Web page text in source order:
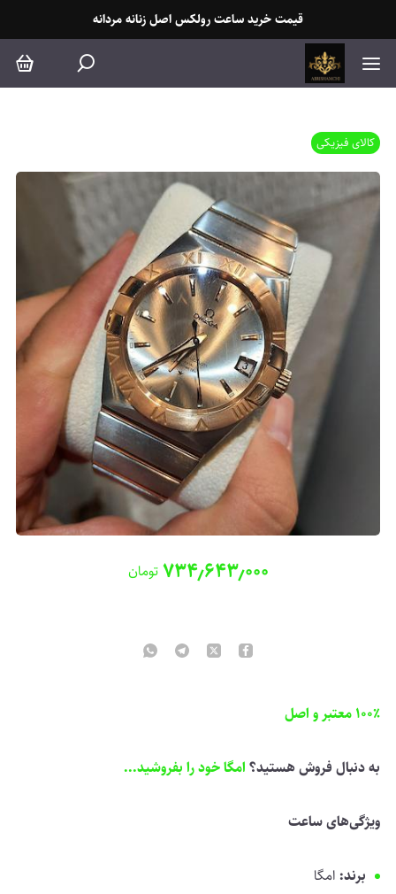
قیمت خرید ساعت رولکس اصل زنانه مردانه
کالای فیزیکی
۷۳۴٫۶۴۳٫۰۰۰ تومان
100٪ معتبر و اصل
به دنبال فروش هستید؟ امگا خود را بفروشید...
ویژگی‌های ساعت
برند: امگا